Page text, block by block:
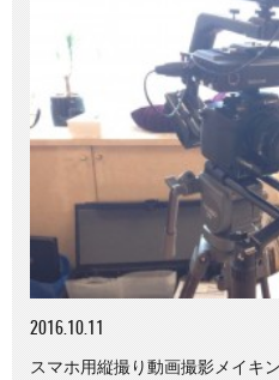
2016.10.11
スマホ用縦撮り動画撮影メイキ